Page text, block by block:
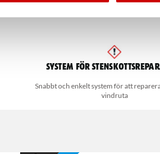
System för
Snabbt och enkelt system för att
vindruta